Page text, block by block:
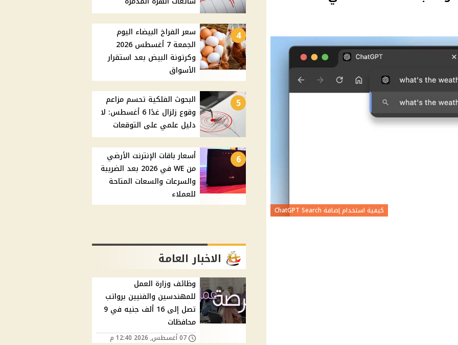
كيفية استخدام إضافة ChatGPT Search
4
سعر الفراخ البيضاء اليوم
الجمعة 7 أغسطس 2026
وكرتونة البيض بعد استقرار
الأسواق
5
البحوث الفلكية تحسم مزاعم
وقوع زلزال غدًا 6 أغسطس: لا
دليل علمي على التوقعات
6
أسعار باقات الإنترنت الأرضي
من WE في 2026 بعد الضريبة
والسرعات والسعات المتاحة
للعملاء
الاخبار العامة
وظائف وزارة العمل
للمهندسين والفنيين برواتب
تصل إلى 16 ألف جنيه في 9
محافظات
07 أغسطس, 2026 12:40 م